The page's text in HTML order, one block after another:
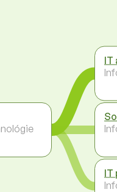
IT
IT